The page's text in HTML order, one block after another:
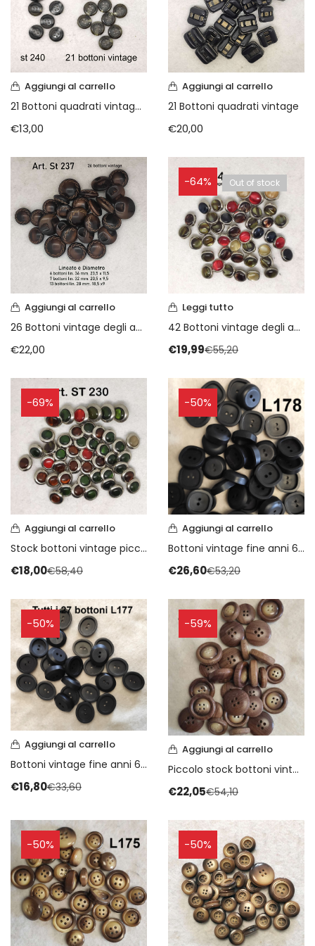
Vintage (165)
Aggiungi al carrello
21 Bottoni quadrati vintage (Copia)
€13,00
Aggiungi al carrello
21 Bottoni quadrati vintage
€20,00
Aggiungi al carrello
26 Bottoni vintage degli anni 70
€22,00
-64% Out of stock
Leggi tutto
42 Bottoni vintage degli anni 70
€19,99€55,20
-69%
Aggiungi al carrello
Stock bottoni vintage piccoli anni 70
€18,00€58,40
-50%
Aggiungi al carrello
Bottoni vintage fine anni 60 piccolo stock
€26,60€53,20
-50%
Aggiungi al carrello
Bottoni vintage fine anni 60 piccolo stock
€16,80€33,60
-59%
Aggiungi al carrello
Piccolo stock bottoni vintage anni 70
€22,05€54,10
-50% -50%